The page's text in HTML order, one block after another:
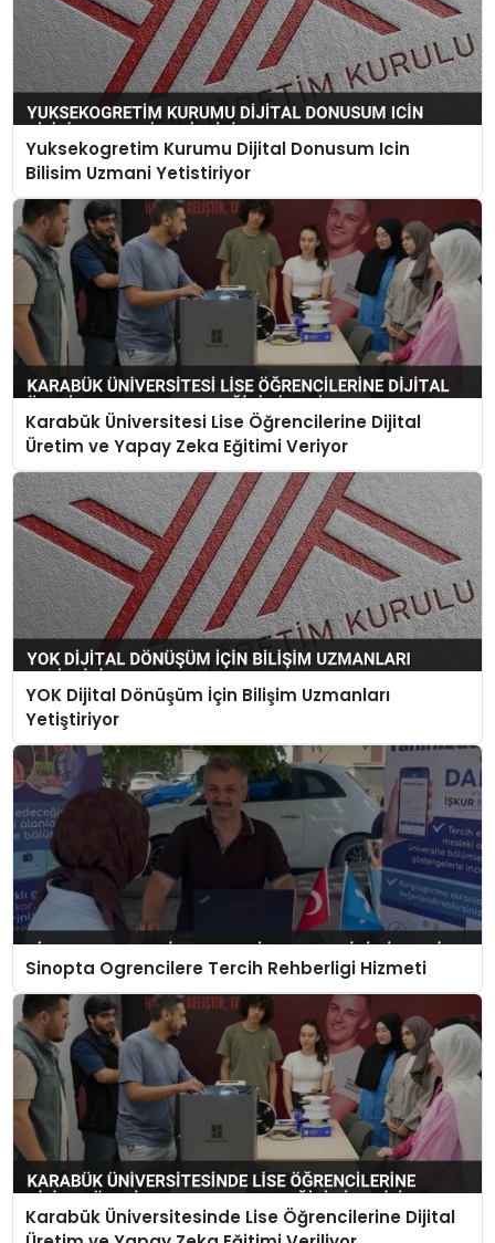
Yuksekogretim Kurumu Dijital Donusum Icin
Bilisim Uzmani Yetistiriyor
Karabük Üniversitesi Lise Öğrencilerine Dijital
Üretim ve Yapay Zeka Eğitimi Veriyor
YOK Dijital Dönüşüm İçin Bilişim Uzmanları
Yetiştiriyor
Sinopta Ogrencilere Tercih Rehberligi Hizmeti
Karabük Üniversitesinde Lise Öğrencilerine Dijital